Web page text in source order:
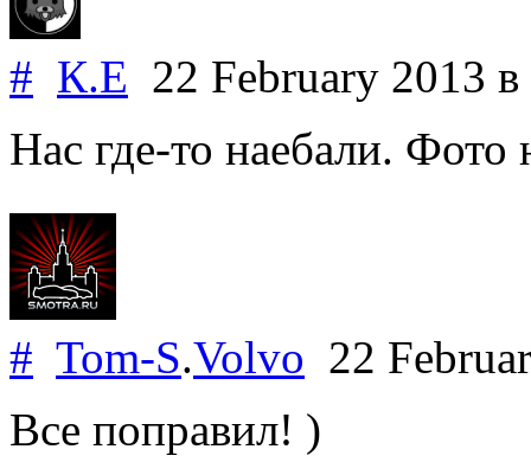
# К.Е 22 February 2013 в
Нас где-то наебали. Фото
# Tom-S.Volvo 22
Все поправил! )